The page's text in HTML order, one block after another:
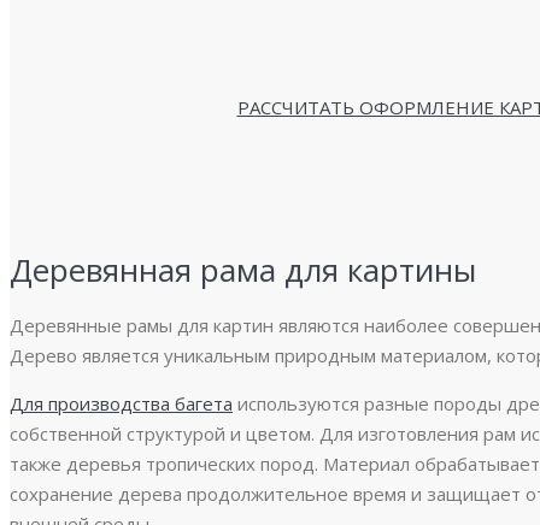
РАССЧИТАТЬ ОФОРМЛЕНИЕ
Деревянная рама для картины
Деревянные рамы для картин являются наиболее
Дерево является уникальным природным материалом,
Для производства багета используются разные породы
собственной структурой и цветом. Для изготовления рам
также деревья тропических пород. Материал
сохранение дерева продолжительное время и защищает